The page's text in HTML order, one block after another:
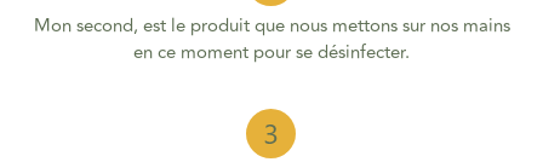
Mon second, est le produit que nous mettons sur nos mains
en ce moment pour se désinfecter.